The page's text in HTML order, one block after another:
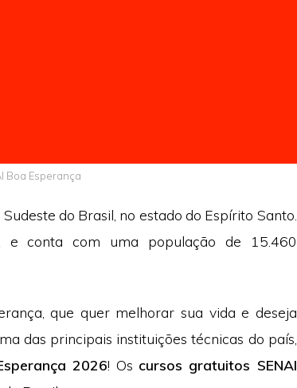
Boa Esperança
do Brasil, no estado do Espírito Santo.
e conta com uma população de 15.460
que quer melhorar sua vida e deseja
das principais instituições técnicas do país,
2026! Os cursos gratuitos SENAI